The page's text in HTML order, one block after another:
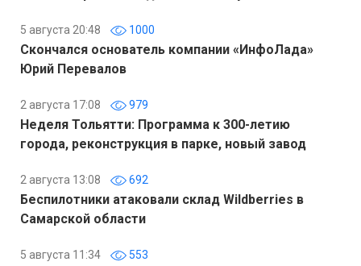
5 августа 20:48 1000
Скончался основатель компании «ИнфоЛада»
Юрий Перевалов
2 августа 17:08 979
Неделя Тольятти: Программа к 300-летию
города, реконструкция в парке, новый завод
2 августа 13:08 692
Беспилотники атаковали склад Wildberries в
Самарской области
5 августа 11:34 553